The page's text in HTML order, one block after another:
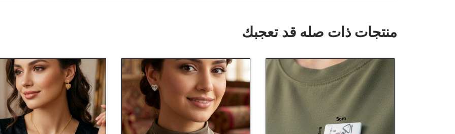
منتجات ذات صله قد تعجبك